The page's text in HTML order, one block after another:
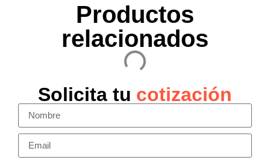
Productos
relacionados
Solicita tu cotización